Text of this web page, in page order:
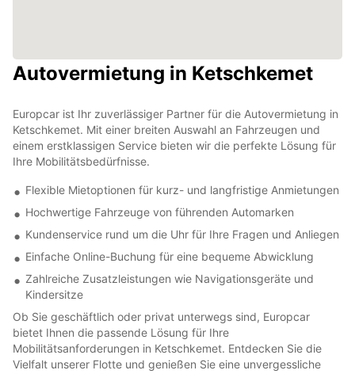
Autovermietung in Ketschkemet
Europcar ist Ihr zuverlässiger Partner für die Autovermietung in
Ketschkemet. Mit einer breiten Auswahl an Fahrzeugen und
einem erstklassigen Service bieten wir die perfekte Lösung für
Ihre Mobilitätsbedürfnisse.
Flexible Mietoptionen für kurz- und langfristige Anmietungen
Hochwertige Fahrzeuge von führenden Automarken
Kundenservice rund um die Uhr für Ihre Fragen und Anliegen
Einfache Online-Buchung für eine bequeme Abwicklung
Zahlreiche Zusatzleistungen wie Navigationsgeräte und
Kindersitze
Ob Sie geschäftlich oder privat unterwegs sind, Europcar
bietet Ihnen die passende Lösung für Ihre
Mobilitätsanforderungen in Ketschkemet. Entdecken Sie die
Vielfalt unserer Flotte und genießen Sie eine unvergessliche